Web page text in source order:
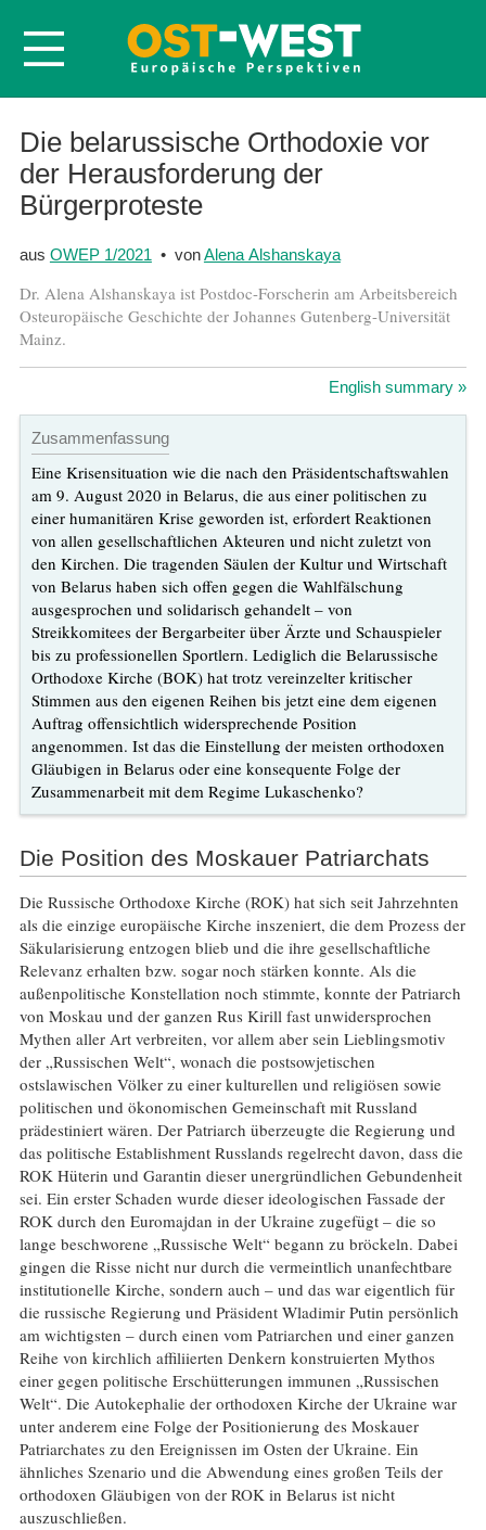
Startseite
Über OWEP
Volltexte
Probeheft
Abonnieren
Die belarussische Orthodoxie vor
der Herausforderung der
Bürgerproteste
aus OWEP 1/2021 • vonAlena Alshanskaya
Dr. Alena Alshanskaya ist Postdoc-Forscherin am Arbeitsbereich
Osteuropäische Geschichte der Johannes Gutenberg-Universität
Mainz.
English summary »
Zusammenfassung
Eine Krisensituation wie die nach den Präsidentschaftswahlen
am 9. August 2020 in Belarus, die aus einer politischen zu
einer humanitären Krise geworden ist, erfordert Reaktionen
von allen gesellschaftlichen Akteuren und nicht zuletzt von
den Kirchen. Die tragenden Säulen der Kultur und Wirtschaft
von Belarus haben sich offen gegen die Wahlfälschung
ausgesprochen und solidarisch gehandelt – von
Streikkomitees der Bergarbeiter über Ärzte und Schauspieler
bis zu professionellen Sportlern. Lediglich die Belarussische
Orthodoxe Kirche (BOK) hat trotz vereinzelter kritischer
Stimmen aus den eigenen Reihen bis jetzt eine dem eigenen
Auftrag offensichtlich widersprechende Position
angenommen. Ist das die Einstellung der meisten orthodoxen
Gläubigen in Belarus oder eine konsequente Folge der
Zusammenarbeit mit dem Regime Lukaschenko?
Die Position des Moskauer Patriarchats
Die Russische Orthodoxe Kirche (ROK) hat sich seit Jahrzehnten
als die einzige europäische Kirche inszeniert, die dem Prozess der
Säkularisierung entzogen blieb und die ihre gesellschaftliche
Relevanz erhalten bzw. sogar noch stärken konnte. Als die
außenpolitische Konstellation noch stimmte, konnte der Patriarch
von Moskau und der ganzen Rus Kirill fast unwidersprochen
Mythen aller Art verbreiten, vor allem aber sein Lieblingsmotiv
der „Russischen Welt“, wonach die postsowjetischen
ostslawischen Völker zu einer kulturellen und religiösen sowie
politischen und ökonomischen Gemeinschaft mit Russland
prädestiniert wären. Der Patriarch überzeugte die Regierung und
das politische Establishment Russlands regelrecht davon, dass die
ROK Hüterin und Garantin dieser unergründlichen Gebundenheit
sei. Ein erster Schaden wurde dieser ideologischen Fassade der
ROK durch den Euromajdan in der Ukraine zugefügt – die so
lange beschworene „Russische Welt“ begann zu bröckeln. Dabei
gingen die Risse nicht nur durch die vermeintlich unanfechtbare
institutionelle Kirche, sondern auch – und das war eigentlich für
die russische Regierung und Präsident Wladimir Putin persönlich
am wichtigsten – durch einen vom Patriarchen und einer ganzen
Reihe von kirchlich affiliierten Denkern konstruierten Mythos
einer gegen politische Erschütterungen immunen „Russischen
Welt“. Die Autokephalie der orthodoxen Kirche der Ukraine war
unter anderem eine Folge der Positionierung des Moskauer
Patriarchates zu den Ereignissen im Osten der Ukraine. Ein
ähnliches Szenario und die Abwendung eines großen Teils der
orthodoxen Gläubigen von der ROK in Belarus ist nicht
auszuschließen.